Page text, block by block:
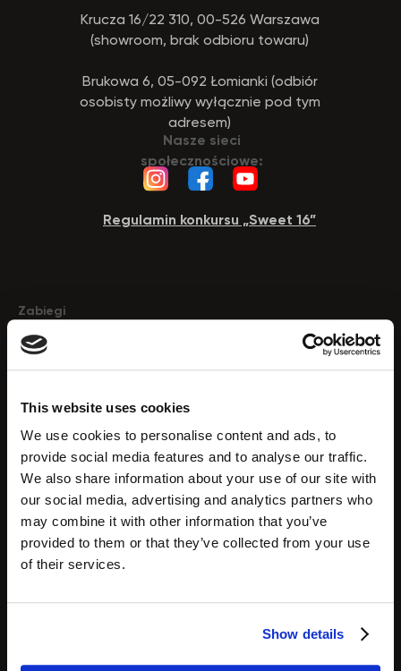
This website uses cookies
We use cookies to personalise content and ads, to
provide social media features and to analyse our traffic.
We also share information about your use of our site with
our social media, advertising and analytics partners who
may combine it with other information that you’ve
provided to them or that they’ve collected from your use
of their services.
Show details
Regulamin konkursu „Sweet 16”
Krucza 16/22 310, 00-526 Warszawa
(showroom, brak odbioru towaru)
Brukowa 6, 05-092 Łomianki (odbiór
osobisty możliwy wyłącznie pod tym
adresem)
Nasze sieci
społecznościowe:
Zabiegi
Zabieg na twarz z hydrodermabrazja
Peeling ultradzwiekowy do twarzy
Konturowanie twarzy
Redukcja cellulitu
Zabieg drenazu limfatycznego
Usuwanie wlosow
Aparaty
Katalog